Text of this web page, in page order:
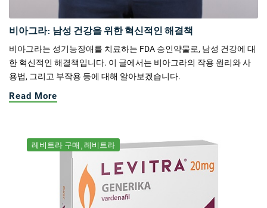
비아그라: 남성 건강을 위한 혁신적인 해결책
비아그라는 성기능장애를 치료하는 FDA 승인약물로, 남성 건강에 대
한 혁신적인 해결책입니다. 이 글에서는 비아그라의 작용 원리와 사
용법, 그리고 부작용 등에 대해 알아보겠습니다.
Read More
레비트라 구매 레비트라